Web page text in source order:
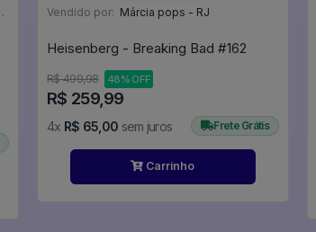
Vendido por: Márcia pops - RJ
Heisenberg - Breaking Bad #162
R$ 499,98 48% OFF
R$ 259,99
4x R$ 65,00 sem juros Frete Grátis
Carrinho